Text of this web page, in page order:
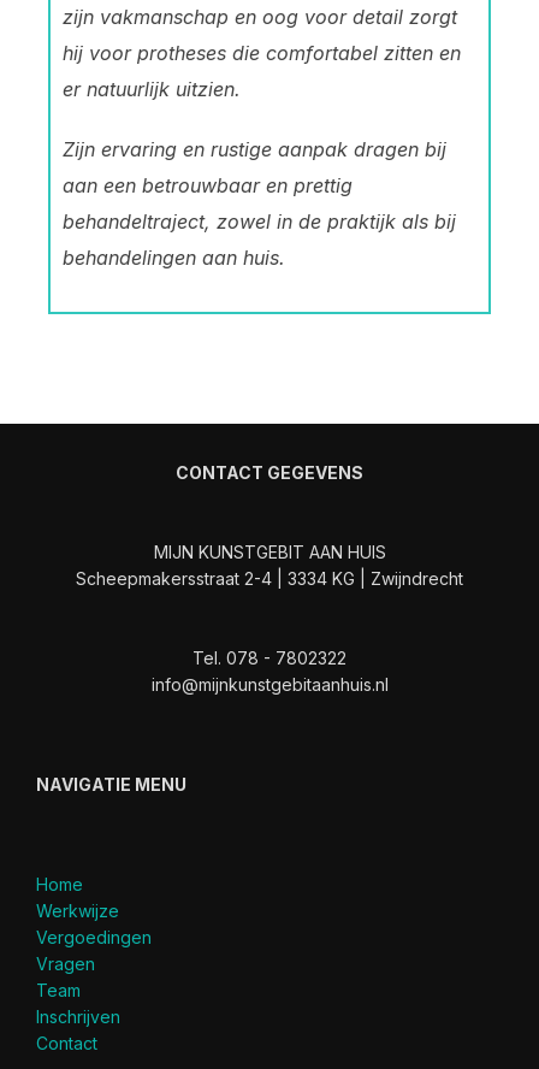
zijn vakmanschap en oog voor detail zorgt
hij voor protheses die comfortabel zitten en
er natuurlijk uitzien.
Zijn ervaring en rustige aanpak dragen bij
aan een betrouwbaar en prettig
behandeltraject, zowel in de praktijk als bij
behandelingen aan huis.
CONTACT GEGEVENS
MIJN KUNSTGEBIT AAN HUIS
Scheepmakersstraat 2-4 | 3334 KG | Zwijndrecht
Tel. 078 - 7802322
info@mijnkunstgebitaanhuis.nl
NAVIGATIE MENU
Home
Werkwijze
Vergoedingen
Vragen
Team
Inschrijven
Contact